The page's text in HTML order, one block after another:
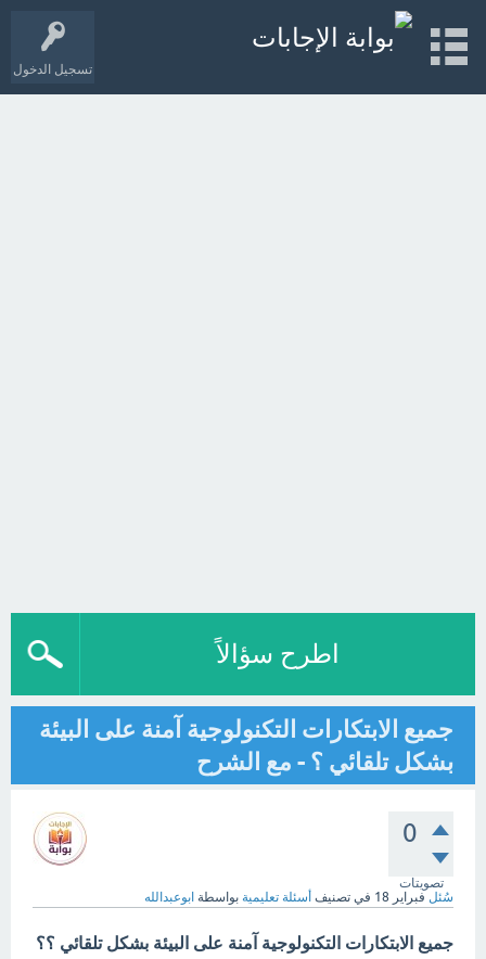
تسجيل الدخول
اطرح سؤالاً
جميع الابتكارات التكنولوجية آمنة على البيئة
بشكل تلقائي ؟ - مع الشرح
0
تصويتات
سُئل فبراير 18 في تصنيف أسئلة تعليمية بواسطة ابوعبدالله
جميع الابتكارات التكنولوجية آمنة على البيئة بشكل تلقائي ؟؟